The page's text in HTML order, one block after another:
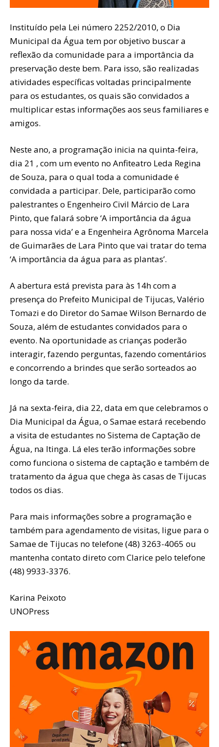
Instituído pela Lei número 2252/2010, o Dia
Municipal da Água tem por objetivo buscar a
reflexão da comunidade para a importância da
preservação deste bem. Para isso, são realizadas
atividades específicas voltadas principalmente
para os estudantes, os quais são convidados a
multiplicar estas informações aos seus familiares e
amigos.
Neste ano, a programação inicia na quinta-feira,
dia 21 , com um evento no Anfiteatro Leda Regina
de Souza, para o qual toda a comunidade é
convidada a participar. Dele, participarão como
palestrantes o Engenheiro Civil Márcio de Lara
Pinto, que falará sobre ‘A importância da água
para nossa vida’ e a Engenheira Agrônoma Marcela
de Guimarães de Lara Pinto que vai tratar do tema
‘A importância da água para as plantas’.
A abertura está prevista para às 14h com a
presença do Prefeito Municipal de Tijucas, Valério
Tomazi e do Diretor do Samae Wilson Bernardo de
Souza, além de estudantes convidados para o
evento. Na oportunidade as crianças poderão
interagir, fazendo perguntas, fazendo comentários
e concorrendo a brindes que serão sorteados ao
longo da tarde.
Já na sexta-feira, dia 22, data em que celebramos o
Dia Municipal da Água, o Samae estará recebendo
a visita de estudantes no Sistema de Captação de
Água, na Itinga. Lá eles terão informações sobre
como funciona o sistema de captação e também de
tratamento da água que chega às casas de Tijucas
todos os dias.
Para mais informações sobre a programação e
também para agendamento de visitas, ligue para o
Samae de Tijucas no telefone (48) 3263-4065 ou
mantenha contato direto com Clarice pelo telefone
(48) 9933-3376.
Karina Peixoto
UNOPress